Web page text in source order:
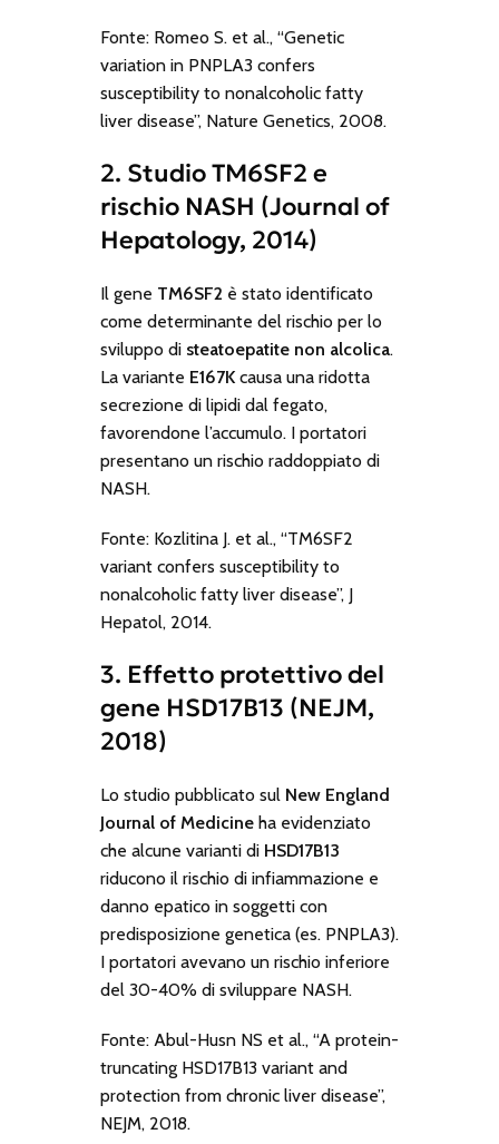
Fonte: Romeo S. et al., “Genetic
variation in PNPLA3 confers
susceptibility to nonalcoholic fatty
liver disease”, Nature Genetics, 2008.
2. Studio TM6SF2 e
rischio NASH (Journal of
Hepatology, 2014)
Il gene TM6SF2 è stato identificato
come determinante del rischio per lo
sviluppo di steatoepatite non alcolica.
La variante E167Kcausa una ridotta
secrezione di lipidi dal fegato,
favorendone l’accumulo. I portatori
presentano un rischio raddoppiato di
NASH.
Fonte: Kozlitina J. et al., “TM6SF2
variant confers susceptibility to
nonalcoholic fatty liver disease”, J
Hepatol, 2014.
3. Effetto protettivo del
gene HSD17B13 (NEJM,
2018)
Lo studio pubblicato sul New England
Journal of Medicineha evidenziato
che alcune varianti di HSD17B13
riducono il rischio di infiammazione e
danno epatico in soggetti con
predisposizione genetica (es. PNPLA3).
I portatori avevano un rischio inferiore
del 30-40% di sviluppare NASH.
Fonte: Abul-Husn NS et al., “A protein-
truncating HSD17B13 variant and
protection from chronic liver disease”,
NEJM, 2018.